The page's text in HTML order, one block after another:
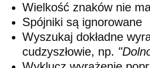
Wielkość znaków nie
Spójniki są ignorowane
Wyszukaj dokładne
cudzyszłowie, np.